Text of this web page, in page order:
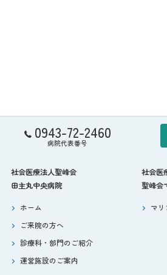
0943-72-2460
病院代表番号
社会医療法人聖峰会
田主丸中央病院
ホーム
ご来院の方へ
診療科・部門のご紹介
運営施設のご案内
社会医
聖峰会
マ